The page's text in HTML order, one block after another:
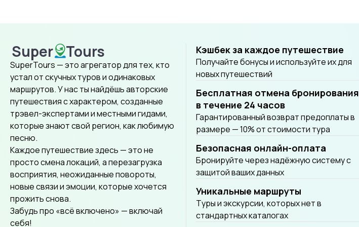
совмещает исторические,
культурные, природные и
духовные
достопримечательности и
мероприятия.
Super Tours
SuperTours
SuperTours — это агрегатор для тех, кто
устал от скучных туров и одинаковых
маршрутов. У нас ты найдёшь авторские
путешествия с характером, созданные
трэвел-экспертами и местными гидами,
которые знают свой регион, как любимую
песню.
Каждое путешествие здесь — это не
просто смена локаций, а перезагрузка
восприятия, неожиданные повороты,
новые связи и эмоции, которые хочется
прожить снова.
Забудь про «всё включено» — включай
себя!
Кэшбек за каждое путешествие
Получайте бонусы и используйте их для
новых путешествий
Бесплатная отмена бронирования
в течение 24 часов
Гарантированный возврат предоплаты в
размере — 10% от стоимости тура
Безопасная онлайн-оплата
Бронируйте через надёжную систему с
защитой ваших данных
Уникальные маршруты
Tуры и экскурсии, которых нет в
стандартных каталогах